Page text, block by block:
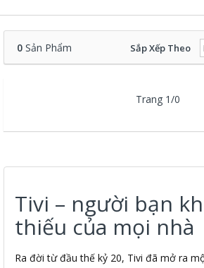
0 Sản Phẩm Sắp Xếp Theo
Trang 1/0
Tivi – người bạn
thiếu của mọi nhà
Ra đời từ đầu thế kỷ 20, Tivi đã mở ra